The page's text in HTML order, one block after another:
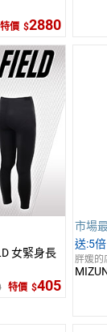
特價 2880
女緊身長
特價 405
市場
5倍
胖媛的